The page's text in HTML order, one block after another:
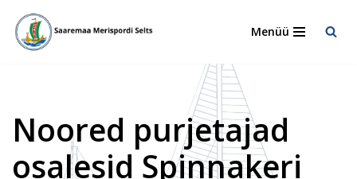
Skip
Menüü
Noored purjetajad
osalesid Spinnakeri